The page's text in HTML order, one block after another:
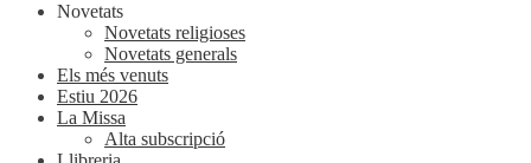
Novetats
Novetats religioses
Novetats generals
Els més venuts
Estiu 2026
La Missa
Alta subscripció